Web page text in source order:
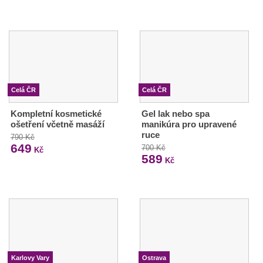
Celá ČR
Kompletní kosmetické
ošetření včetně masáží
790 Kč
649 Kč
Celá ČR
Gel lak nebo spa
manikúra pro upravené
ruce
700 Kč
589 Kč
Karlovy Vary Ostrava